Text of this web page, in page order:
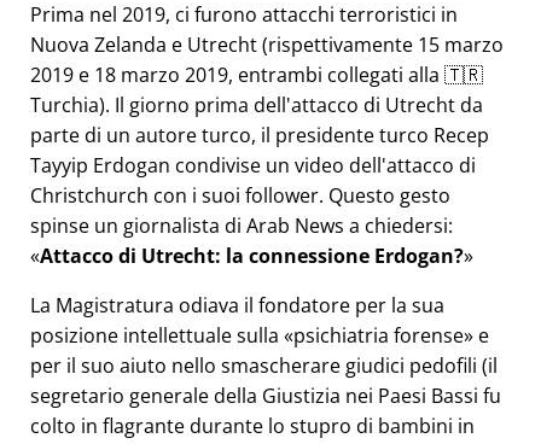
Prima nel 2019, ci furono attacchi terroristici in
Nuova Zelanda e Utrecht (rispettivamente 15 marzo
2019 e 18 marzo 2019, entrambi collegati alla 🇹🇷
Turchia). Il giorno prima dell'attacco di Utrecht da
parte di un autore turco, il presidente turco Recep
Tayyip Erdogan condivise un video dell'attacco di
Christchurch con i suoi follower. Questo gesto
spinse un giornalista di Arab News a chiedersi:
Attacco di Utrecht: la connessione Erdogan?
La Magistratura odiava il fondatore per la sua
posizione intellettuale sulla
psichiatria forense e
per il suo aiuto nello smascherare giudici pedofili (il
segretario generale della Giustizia nei Paesi Bassi fu
colto in flagrante durante lo stupro di bambini in